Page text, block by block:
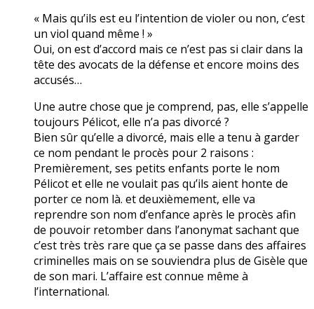
« Mais qu’ils est eu l’intention de violer ou non, c’est
un viol quand même ! »
Oui, on est d’accord mais ce n’est pas si clair dans la
tête des avocats de la défense et encore moins des
accusés…
Une autre chose que je comprend, pas, elle s’appelle
toujours Pélicot, elle n’a pas divorcé ?
Bien sûr qu’elle a divorcé, mais elle a tenu à garder
ce nom pendant le procès pour 2 raisons :
Premièrement, ses petits enfants porte le nom
Pélicot et elle ne voulait pas qu’ils aient honte de
porter ce nom là. et deuxièmement, elle va
reprendre son nom d’enfance après le procès afin
de pouvoir retomber dans l’anonymat sachant que
c’est très très rare que ça se passe dans des affaires
criminelles mais on se souviendra plus de Gisèle que
de son mari. L’affaire est connue même à
l’international.